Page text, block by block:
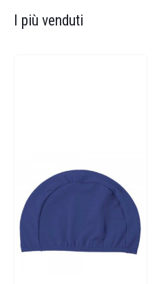
I più venduti